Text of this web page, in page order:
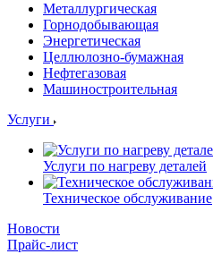
Металлургическая
Горнодобывающая
Энергетическая
Целлюлозно-бумажная
Нефтегазовая
Машиностроительная
Услуги
Услуги по нагреву деталей
Техническое обслуживание
Новости
Прайс-лист